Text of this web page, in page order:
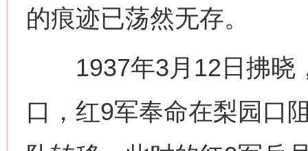
的痕迹已荡然无存。
1937年3月12日拂晓
口，红9军奉命在梨园口